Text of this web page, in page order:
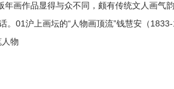
年画作品显得与众不同，颇有传统文人画
。01沪上画坛的“人物画顶流”钱慧安（
物